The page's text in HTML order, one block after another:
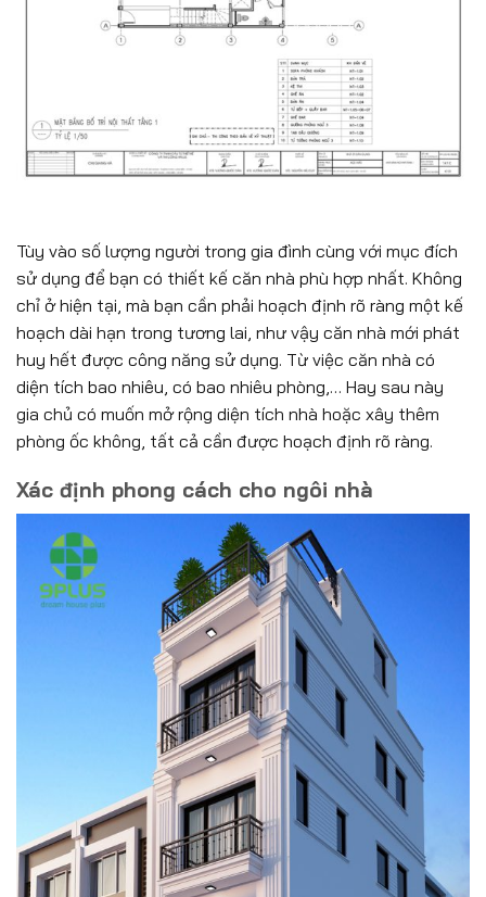
Tùy vào số lượng người trong gia đình cùng với mục đích
sử dụng để bạn có thiết kế căn nhà phù hợp nhất. Không
chỉ ở hiện tại, mà bạn cần phải hoạch định rõ ràng một kế
hoạch dài hạn trong tương lai, như vậy căn nhà mới phát
huy hết được công năng sử dụng. Từ việc căn nhà có
diện tích bao nhiêu, có bao nhiêu phòng,… Hay sau này
gia chủ có muốn mở rộng diện tích nhà hoặc xây thêm
phòng ốc không, tất cả cần được hoạch định rõ ràng.
Xác định phong cách cho ngôi nhà